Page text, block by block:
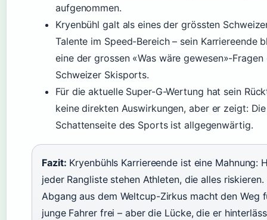
aufgenommen.
Kryenbühl galt als eines der grössten
Talente im Speed-Bereich – sein Karriereende
eine der grossen «Was wäre gewesen»-Fragen
Schweizer Skisports.
Für die aktuelle Super-G-Wertung hat sein
keine direkten Auswirkungen, aber er zeigt: Die
Schattenseite des Sports ist allgegenwärtig.
Fazit: Kryenbühls Karriereende ist eine Mahnung:
jeder Rangliste stehen Athleten, die alles riskieren.
Abgang aus dem Weltcup-Zirkus macht den Weg
junge Fahrer frei – aber die Lücke, die er